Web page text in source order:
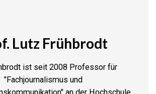
Lutz Frühbrodt
ist seit 2008 Professor für
"Fachjournalismus und